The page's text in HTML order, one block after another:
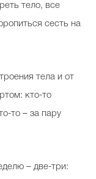
тело, все
сесть на
тела и от
кто-то
то – за пару
– две-три: